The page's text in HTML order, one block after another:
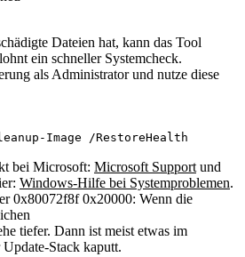
Dateien hat, kann das Tool
ein schneller Systemcheck.
als Administrator und nutze diese
Image /RestoreHealth
bei Microsoft: Microsoft Support und
Windows-Hilfe bei Systemproblemen.
0x80072f8f 0x20000: Wenn die
tiefer. Dann ist meist etwas im
Stack kaputt.